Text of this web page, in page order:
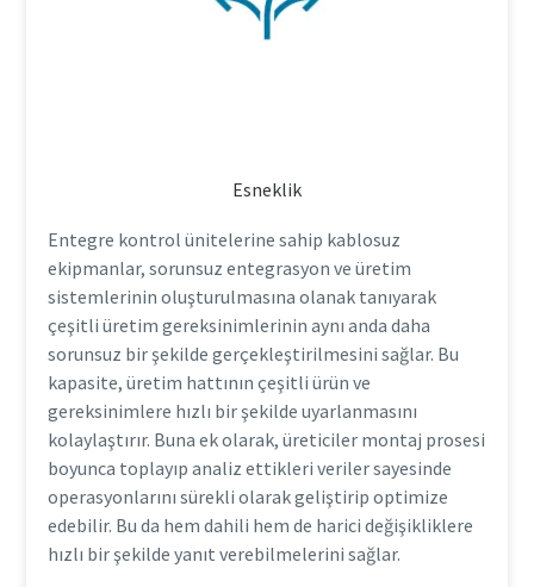
Esneklik
Entegre kontrol ünitelerine sahip kablosuz
ekipmanlar, sorunsuz entegrasyon ve üretim
sistemlerinin oluşturulmasına olanak tanıyarak
çeşitli üretim gereksinimlerinin aynı anda daha
sorunsuz bir şekilde gerçekleştirilmesini sağlar. Bu
kapasite, üretim hattının çeşitli ürün ve
gereksinimlere hızlı bir şekilde uyarlanmasını
kolaylaştırır. Buna ek olarak, üreticiler montaj prosesi
boyunca toplayıp analiz ettikleri veriler sayesinde
operasyonlarını sürekli olarak geliştirip optimize
edebilir. Bu da hem dahili hem de harici değişikliklere
hızlı bir şekilde yanıt verebilmelerini sağlar.